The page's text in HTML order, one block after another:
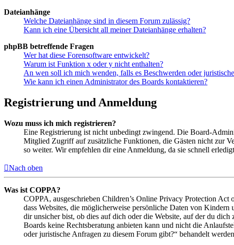
Dateianhänge
Welche Dateianhänge sind in diesem Forum zulässig?
Kann ich eine Übersicht all meiner Dateianhänge erhalten?
phpBB betreffende Fragen
Wer hat diese Forensoftware entwickelt?
Warum ist Funktion x oder y nicht enthalten?
An wen soll ich mich wenden, falls es Beschwerden oder
Wie kann ich einen Administrator des Boards kontaktieren?
Registrierung und Anmeldung
Wozu muss ich mich registrieren?
Eine Registrierung ist nicht unbedingt zwingend. Die Board-
Mitglied Zugriff auf zusätzliche Funktionen, die Gästen nicht zur
so weiter. Wir empfehlen dir eine Anmeldung, da sie schnell
Nach oben
Was ist COPPA?
COPPA, ausgeschrieben Children’s Online Privacy Protection
dass Websites, die möglicherweise persönliche Daten von
dir unsicher bist, ob dies auf dich oder die Website, auf der du
Boards keine Rechtsberatung anbieten kann und nicht die
oder juristische Anfragen zu diesem Forum gibt?“ behandelt